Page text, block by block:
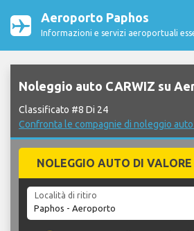
Aeroporto Paphos
Informazioni e servizi aeroportuali
Noleggio auto CARWIZ su
Classificato #8 Di 24
Confronta le compagnie di noleggio
NOLEGGIO AUTO DI
Località di ritiro